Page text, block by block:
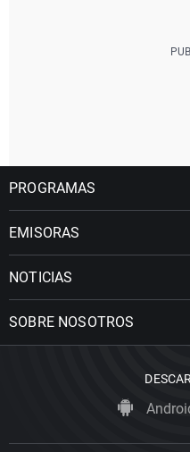
PROGRAMAS
EMISORAS
NOTICIAS
SOBRE NOSOTROS